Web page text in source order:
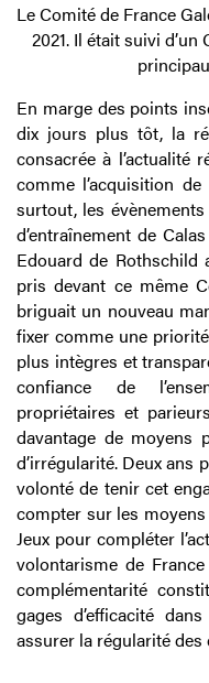
Le Comité de France
2021. Il était suivi
En marge des points
dix jours plus tôt, la
consacrée à l’actualité
comme l’acquisition
surtout, les
d’entraînement de
Edouard de Rothschild
pris devant ce même
briguait un nouveau
fixer comme une
plus intègres et
confiance de
propriétaires et
davantage de moyens
d’irrégularité. Deux ans
volonté de tenir cet
compter sur les
Jeux pour compléter
volontarisme de
complémentarité
gages d’efficacité
assurer la régularité des